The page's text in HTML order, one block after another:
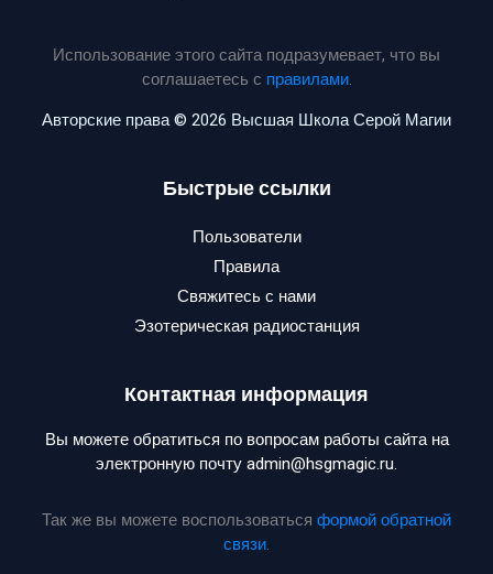
Использование этого сайта подразумевает, что вы
соглашаетесь с правилами.
Авторские права © 2026 Высшая Школа Серой Магии
Быстрые ссылки
Пользователи
Правила
Свяжитесь с нами
Эзотерическая радиостанция
Контактная информация
Вы можете обратиться по вопросам работы сайта на
электронную почту admin@hsgmagic.ru.
Так же вы можете воспользоваться формой обратной
связи.